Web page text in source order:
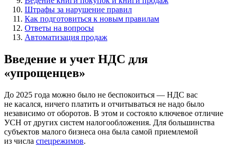
Штрафы за нарушение правил
Как подготовиться к новым правилам
Ответы на вопросы
Автоматизация продаж
Введение и учет НДС для
«упрощенцев»
До 2025 года можно было не беспокоиться — НДС вас
не касался, ничего платить и отчитываться не надо было
независимо от оборотов. В этом и состояло ключевое отличие
УСН от других систем налогообложения. Для большинства
субъектов малого бизнеса она была самой приемлемой
из числа спецрежимов.